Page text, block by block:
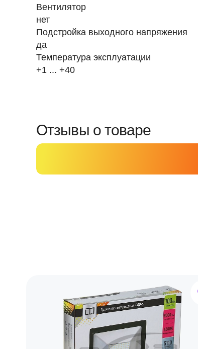
Вентилятор
нет
Подстройка выходного напряжения
да
Температура эксплуатации
+1 ... +40
Отзывы о товаре